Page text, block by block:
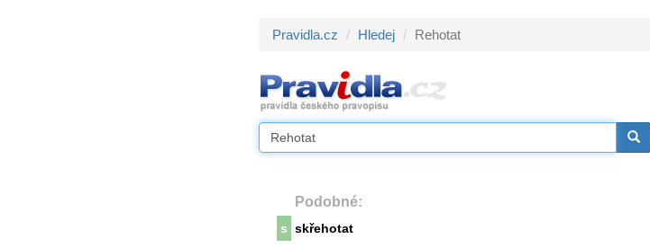
Pravidla.cz Hledej Rehotat
Podobné:
s skřehotat